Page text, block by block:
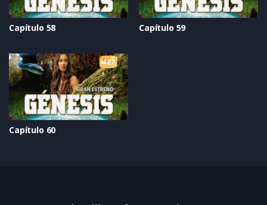
Capítulo 58 Capítulo 59
Capítulo 60